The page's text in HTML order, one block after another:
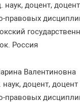
наук, доцент,
правовых
Россия
Валентиновна
наук, доцент,
правовых